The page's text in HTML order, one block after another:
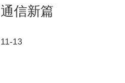
通信新篇
11-13